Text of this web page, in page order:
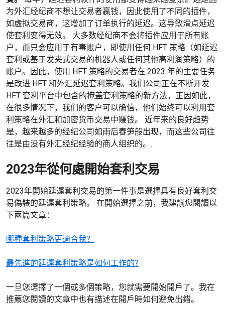
为外汇经纪商不想让交易者赢钱，因此使用了不同的插件，
如虚拟交易商，这增加了订单执行的延迟。这导致滑点延迟
使套利变得无效。 大多数经纪商不会将插件应用于所有账
户，而只会应用于有毒账户，即使用任何 HFT 策略（如延迟
套利或基于发夹式交易的机器人或任何其他高利润策略）的
账户。因此，使用 HFT 策略的交易者在 2023 年的主要任务
是改进 HFT 和外汇延迟套利策略。我们公司正在不断开发
HFT 套利平台中包含的掩盖套利策略的新方法，正因如此，
在很多情况下，我们的客户可以确信，他们始终可以利用套
利策略在外汇和加密货币交易中赚钱。 近年来的良好趋势
是，越来越多的经纪公司如雨后春笋般出现，而这些公司往
往是由没有外汇经纪经验的商人组织的。.
2023年從何處開始套利交易
2023年開始延遲套利交易的第一件事是選擇具有良好套利交
易偽裝的延遲套利策略。 在開始選擇之前，我建議您閱讀以
下兩篇文章：
哪種套利策略更適合我？
最先進的延遲套利策略是如何工作的?
一旦您選擇了一個或多個策略，您就需要開始開戶了。我在
推薦您閱讀的文章中也有描述在開戶時如何避免出錯。